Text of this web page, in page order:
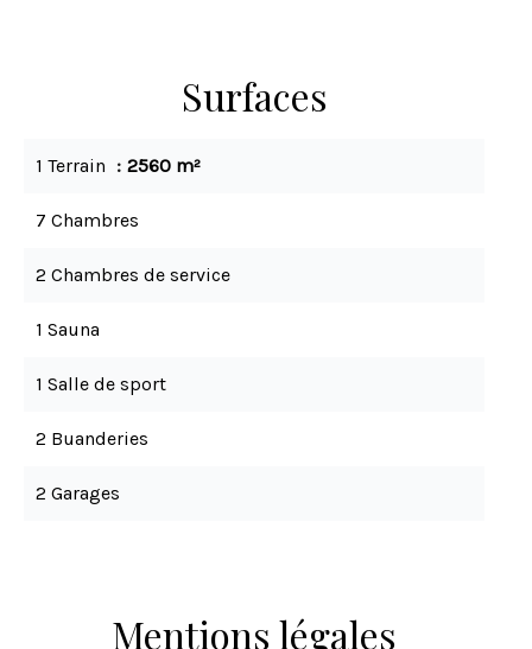
Surfaces
1 Terrain 2560 m²
7 Chambres
2 Chambres de service
1 Sauna
1 Salle de sport
2 Buanderies
2 Garages
Mentions légales